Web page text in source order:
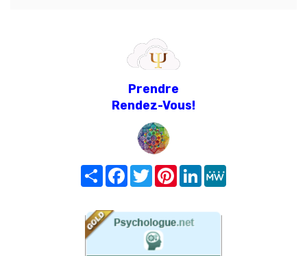
Prendre
Rendez-Vous!
Share FacebookTwitterPinterest
LinkedIn